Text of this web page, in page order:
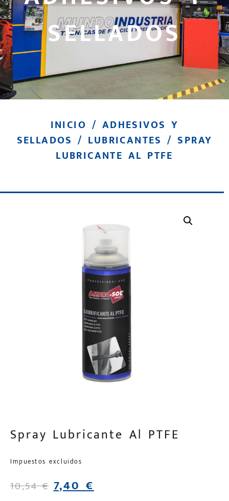
SELLADOS
INICIO / ADHESIVOS Y
SELLADOS / LUBRICANTES / SPRAY
LUBRICANTE AL PTFE
Spray Lubricante Al PTFE
Impuestos excluidos
10,54€ 7,40€